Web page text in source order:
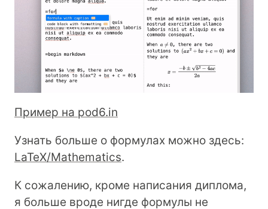
Пример на pod6.in
Узнать больше о формулах можно здесь:
LaTeX/Mathematics.
К сожалению, кроме написания диплома,
я больше вроде нигде формулы не